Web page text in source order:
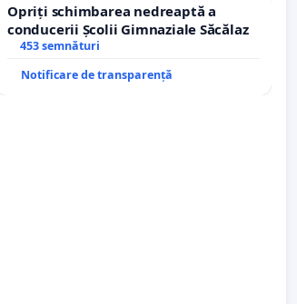
Opriți schimbarea nedreaptă a
conducerii Școlii Gimnaziale Săcălaz
453 semnături
Notificare de transparență